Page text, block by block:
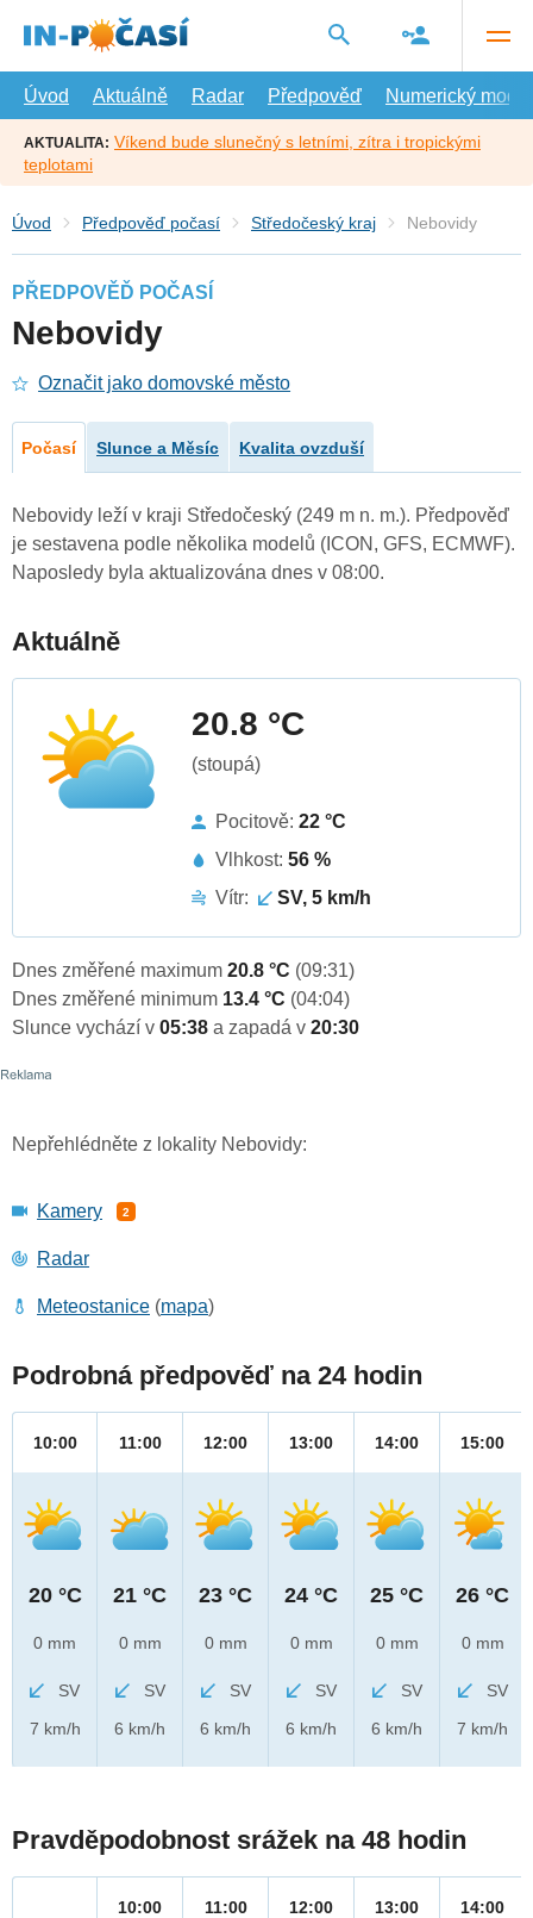
hlavní
Úvod
Aktuálně Radar Předpověď Numerický model
AKTUALITA: Víkend bude slunečný s letními, zítra i tropickými
teplotami
Úvod Předpověď počasí Středočeský kraj Nebovidy
PŘEDPOVĚĎ POČASÍ
Nebovidy
Označit jako domovské město
Počasí Slunce a Měsíc Kvalita ovzduší
Nebovidy leží v kraji Středočeský (249 m n. m.). Předpověď
je sestavena podle několika modelů (ICON, GFS, ECMWF).
Naposledy byla aktualizována dnes v 08:00.
Aktuálně
20.8 °C
(stoupá)
Pocitově: 22 °C
Vlhkost: 56 %
Vítr:
SV, 5 km/h
Dnes změřené maximum 20.8 °C (09:31)
Dnes změřené minimum 13.4 °C (04:04)
Slunce vychází v 05:38 a zapadá v 20:30
Nepřehlédněte z lokality Nebovidy:
Kamery 2
Radar
Meteostanice (mapa)
Podrobná předpověď na 24 hodin
10:00
20 °C
0 mm
SV
7 km/h
11:00
21 °C
0 mm
SV
6 km/h
12:00
23 °C
0 mm
SV
6 km/h
13:00
24 °C
0 mm
SV
6 km/h
14:00
25 °C
0 mm
SV
6 km/h
15:00
26 °C
0 mm
SV
7 km/h
Pravděpodobnost srážek na 48 hodin
10:00
11:00
12:00
13:00
14:00